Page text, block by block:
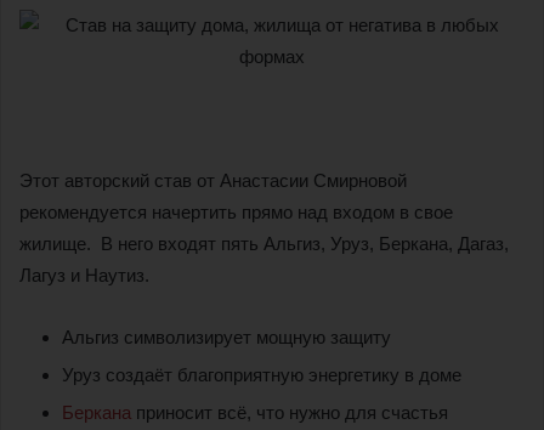
Этот авторский став от Анастасии Смирновой
рекомендуется начертить прямо над входом в свое
жилище. В него входят пять Альгиз, Уруз, Беркана, Дагаз,
Лагуз и Наутиз.
Альгиз символизирует мощную защиту
Уруз создаёт благоприятную энергетику в доме
Беркана приносит всё, что нужно для счастья